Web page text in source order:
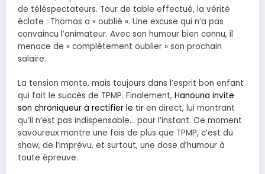
de téléspectateurs. Tour de table effectué, la vérité
éclate : Thomas a « oublié ». Une excuse qui n’a pas
convaincu l’animateur. Avec son humour bien connu, il
menace de « complètement oublier » son prochain
salaire.
La tension monte, mais toujours dans l’esprit bon enfant
qui fait le succès de TPMP. Finalement, Hanouna invite
son chroniqueur à rectifier le tir en direct, lui montrant
qu’il n’est pas indispensable… pour l’instant. Ce moment
savoureux montre une fois de plus que TPMP, c’est du
show, de l’imprévu, et surtout, une dose d’humour à
toute épreuve.